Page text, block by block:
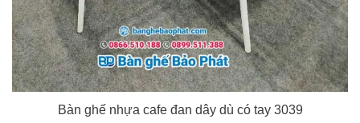
Bàn ghế nhựa cafe đan dây dù có tay 3039